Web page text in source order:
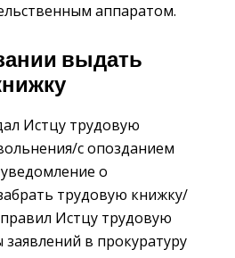
аппаратом.
выдать
Истцу трудовую
с опозданием
о
трудовую книжку/
Истцу трудовую
в прокуратуру